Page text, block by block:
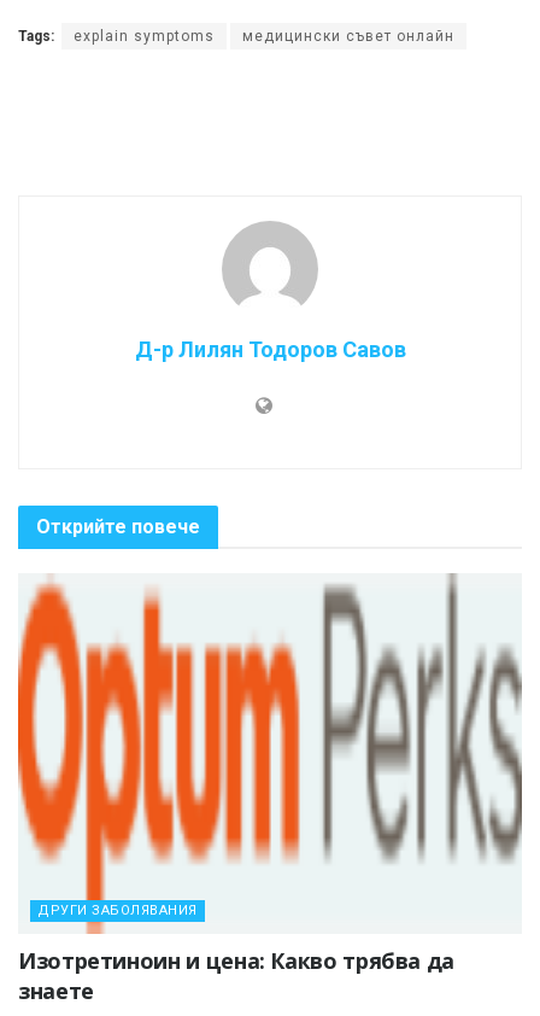
Tags: explain symptoms медицински съвет онлайн
Д-р Лилян Тодоров Савов
Открийте повече
ДРУГИ ЗАБОЛЯВАНИЯ
Изотретиноин и цена: Какво трябва да
знаете